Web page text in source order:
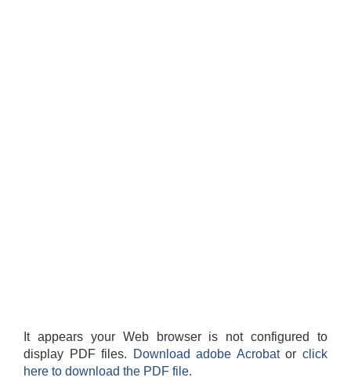
It appears your Web browser is not configured to
display PDF files.
Download adobe Acrobatorclick
here to download the PDF file.